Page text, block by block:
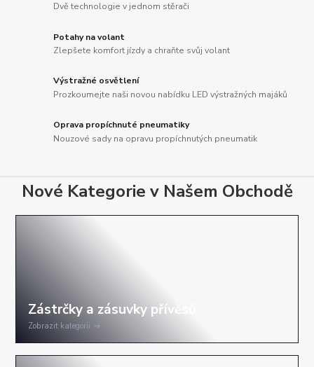
Dvě technologie v jednom stěrači
Potahy na volant
Zlepšete komfort jízdy a chraňte svůj volant
Výstražné osvětlení
Prozkoumejte naši novou nabídku LED výstražných majáků
Oprava propíchnuté pneumatiky
Nouzové sady na opravu propíchnutých pneumatik
Nové Kategorie v Našem Obchodě
Zobrazit kategorii